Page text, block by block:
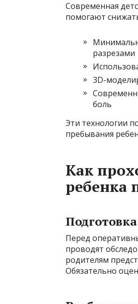
Современная
помогают
разрезами
3D-
боль
Эти технологии
пребывания
Как
ребенка
Перед
проводят
родителям
Обязательно